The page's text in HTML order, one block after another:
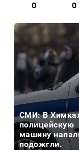
0 0
СМИ: В
полицейскую
машину
подожгли.